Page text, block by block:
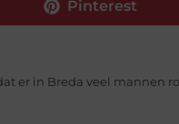
Pinterest
er in Breda veel mannen